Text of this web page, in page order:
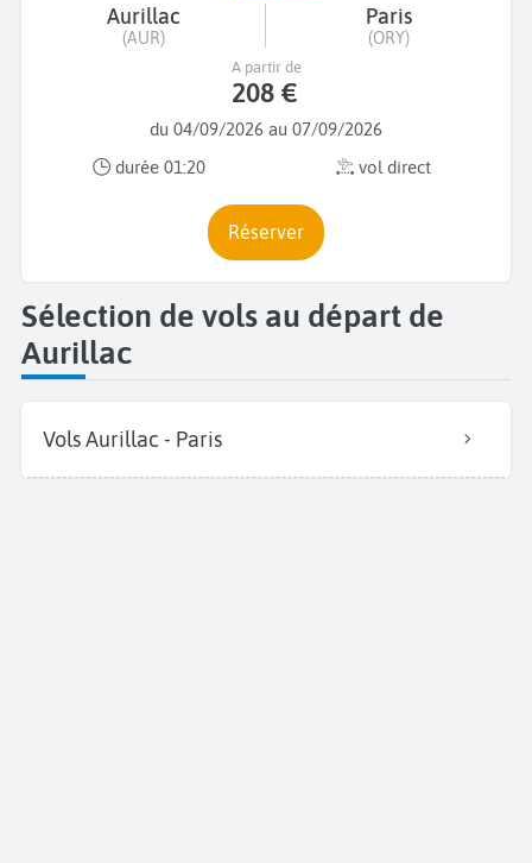
Aurillac
(AUR)
Paris
(ORY)
du 04/09/2026 au 07/09/2026
durée 01:20
vol direct
A partir de
208 €
Réserver
Sélection de vols au départ de
Aurillac
Vols Aurillac - Paris